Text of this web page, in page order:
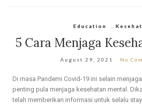
Education
5 Cara Menjaga
August 29, 2021 No
Di masa Pandemi Covid-19 ini selain
penting pula menjaga kesehatan mental.
telah memberikan informasi untuk selalu